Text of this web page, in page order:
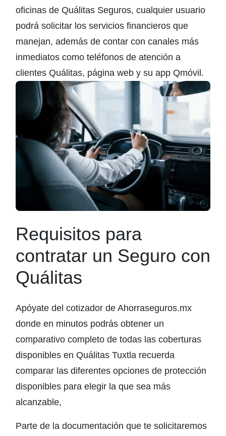
oficinas de Quálitas Seguros, cualquier usuario
podrá solicitar los servicios financieros que
manejan, además de contar con canales más
inmediatos como teléfonos de atención a
clientes Quálitas, página web y su app Qmóvil.
Requisitos para
contratar un Seguro con
Quálitas
Apóyate del cotizador de Ahorraseguros.mx
donde en minutos podrás obtener un
comparativo completo de todas las coberturas
disponibles en Quálitas Tuxtla recuerda
comparar las diferentes opciones de protección
disponibles para elegir la que sea más
alcanzable,
Parte de la documentación que te solicitaremos